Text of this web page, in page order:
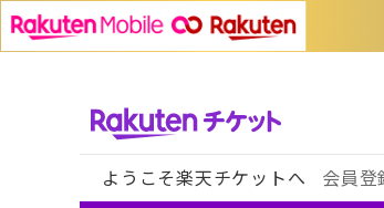
ようこそ楽天チケットへ 会員登